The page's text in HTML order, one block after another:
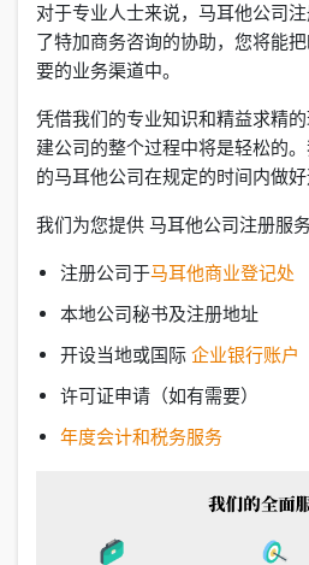
对于专业人士来说，马耳他公司
了特加商务咨询的协助，您将能
要的业务渠道中。
凭借我们的专业知识和精益求精
建公司的整个过程中将是轻松的
的马耳他公司在规定的时间内做好
我们为您提供 马耳他公司注册服务
注册公司于马耳他商业登记处
本地公司秘书及注册地址
开设当地或国际 企业银行账户
许可证申请（如有需要）
年度会计和税务服务